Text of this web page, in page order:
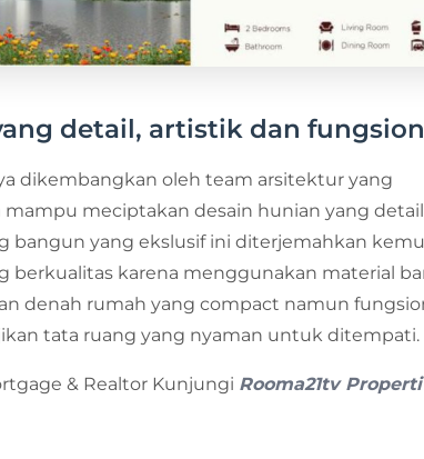
detail, artistik dan
dikembangkan oleh team arsitektur yang
meciptakan desain hunian yang
bangun yang ekslusif ini diterjemahkan
berkualitas karena menggunakan material
denah rumah yang compact namun
tata ruang yang nyaman untuk ditempati.
& Realtor Kunjungi Rooma21tv